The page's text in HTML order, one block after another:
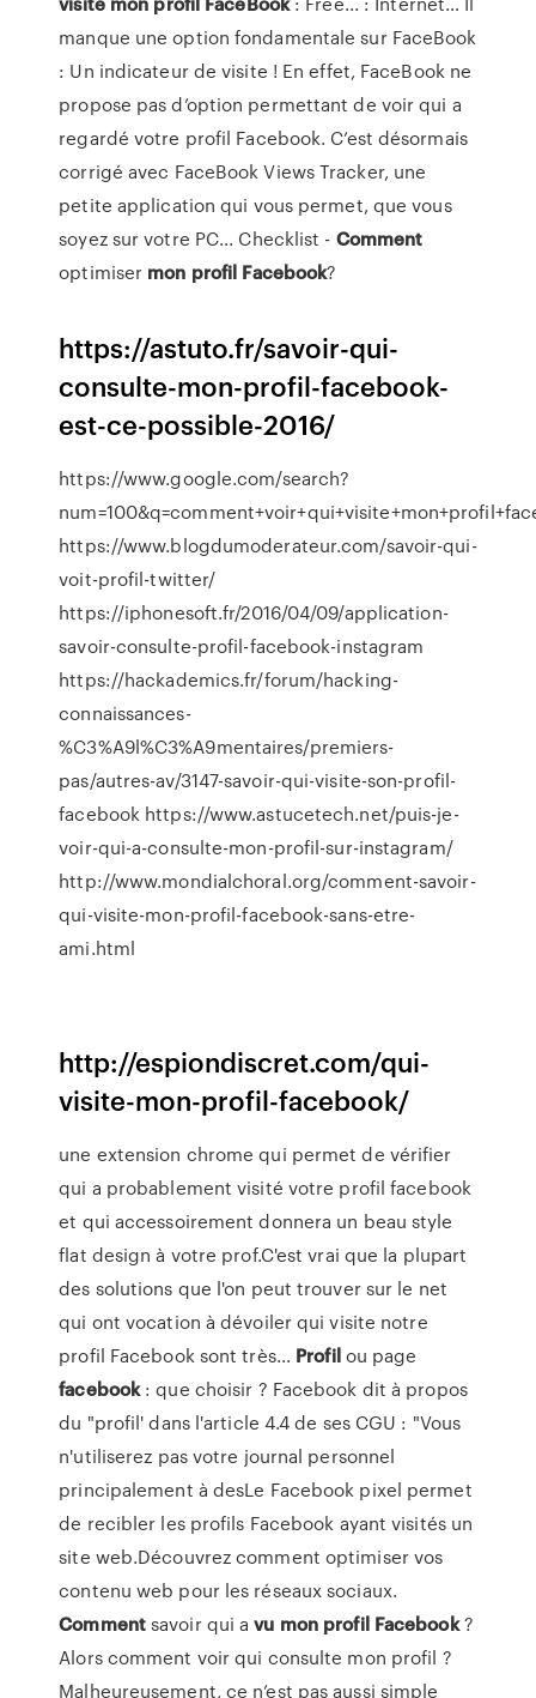
manque une option fondamentale sur FaceBook
: Un indicateur de visite ! En effet, FaceBook ne
propose pas d’option permettant de voir qui a
regardé votre profil Facebook. C’est désormais
corrigé avec FaceBook Views Tracker, une
petite application qui vous permet, que vous
soyez sur votre PC... Checklist - Comment
optimiser mon profil Facebook?
https://astuto.fr/savoir-qui-
consulte-mon-profil-facebook-
est-ce-possible-2016/
https://www.google.com/search?
https://www.blogdumoderateur.com/savoir-qui-
voit-profil-twitter/
https://iphonesoft.fr/2016/04/09/application-
savoir-consulte-profil-facebook-instagram
https://hackademics.fr/forum/hacking-
connaissances-
%C3%A9l%C3%A9mentaires/premiers-
pas/autres-av/3147-savoir-qui-visite-son-profil-
facebook https://www.astucetech.net/puis-je-
voir-qui-a-consulte-mon-profil-sur-instagram/
http://www.mondialchoral.org/comment-savoir-
qui-visite-mon-profil-facebook-sans-etre-
ami.html
http://espiondiscret.com/qui-
visite-mon-profil-facebook/
une extension chrome qui permet de vérifier
qui a probablement visité votre profil facebook
et qui accessoirement donnera un beau style
flat design à votre prof.C'est vrai que la plupart
des solutions que l'on peut trouver sur le net
qui ont vocation à dévoiler qui visite notre
profil Facebook sont très... Profilou page
facebook: que choisir ? Facebook dit à propos
du "profil' dans l'article 4.4 de ses CGU : "Vous
n'utiliserez pas votre journal personnel
principalement à desLe Facebook pixel permet
de recibler les profils Facebook ayant visités un
site web.Découvrez comment optimiser vos
contenu web pour les réseaux sociaux.
Commentsavoir qui avu mon profil Facebook?
Alors comment voir qui consulte mon profil ?
Malheureusement, ce n’est pas aussi simple